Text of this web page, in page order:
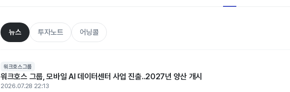
뉴스 투자노트 어닝콜
워크호스그룹
워크호스 그룹, 모바일 AI 데이터센터 사업 진출..2027년 양산 개시
2026.07.28 22:13